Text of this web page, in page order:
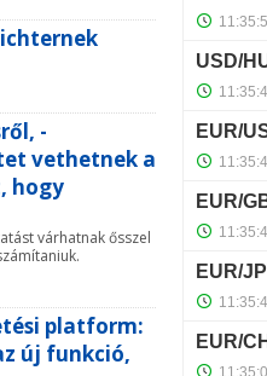
-
vethetnek a
hogy
várhatnak ősszel
platform:
új funkció,